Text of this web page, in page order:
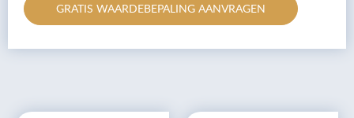
GRATIS WAARDEBEPALING AANVRAGEN